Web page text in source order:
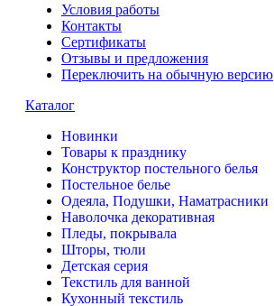
Условия работы
Контакты
Сертификаты
Отзывы и предложения
Переключить на обычную версию
Каталог
Новинки
Товары к празднику
Конструктор постельного белья
Постельное белье
Одеяла, Подушки, Наматрасники
Наволочка декоративная
Пледы, покрывала
Шторы, тюли
Детская серия
Текстиль для ванной
Кухонный текстиль